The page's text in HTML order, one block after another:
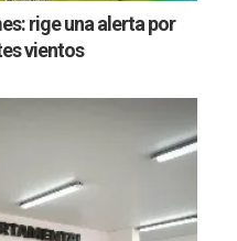
rige una alerta por
vientos